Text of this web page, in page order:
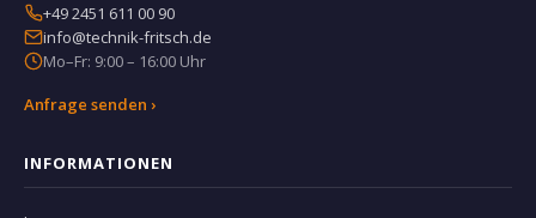
+49 2451 611 00 90
info@technik-fritsch.de
Mo–Fr: 9:00 – 16:00 Uhr
Anfrage senden ›
INFORMATIONEN